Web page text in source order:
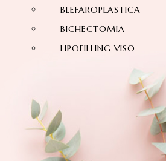
BLEFAROPLASTICA
BICHECTOMIA
LIPOFILLING VISO
ESTETICA DELLA
LIFTING SOPRACCIGLIO
ESTETICA DENTALE